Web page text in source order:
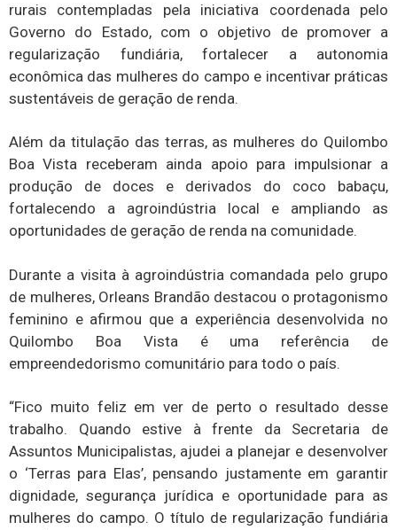
rurais contempladas pela iniciativa coordenada pelo
Governo do Estado, com o objetivo de promover a
regularização fundiária, fortalecer a autonomia
econômica das mulheres do campo e incentivar práticas
sustentáveis de geração de renda.
Além da titulação das terras, as mulheres do Quilombo
Boa Vista receberam ainda apoio para impulsionar a
produção de doces e derivados do coco babaçu,
fortalecendo a agroindústria local e ampliando as
oportunidades de geração de renda na comunidade.
Durante a visita à agroindústria comandada pelo grupo
de mulheres, Orleans Brandão destacou o protagonismo
feminino e afirmou que a experiência desenvolvida no
Quilombo Boa Vista é uma referência de
empreendedorismo comunitário para todo o país.
“Fico muito feliz em ver de perto o resultado desse
trabalho. Quando estive à frente da Secretaria de
Assuntos Municipalistas, ajudei a planejar e desenvolver
o ‘Terras para Elas’, pensando justamente em garantir
dignidade, segurança jurídica e oportunidade para as
mulheres do campo. O título de regularização fundiária